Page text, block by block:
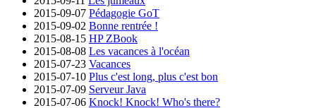
2015-09-07 Pédagogie GoT
2015-09-02 Bonne rentrée !
2015-08-15 HP ZBook
2015-08-08 Les vacances à l'océan
2015-07-23 Vacances
2015-07-10 Plus c'est long, plus c'est bon
2015-07-09 Serveur Java
2015-07-06 Knock! Knock! Who's there?